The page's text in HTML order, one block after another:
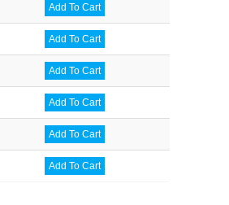
Add To Cart
Add To Cart
Add To Cart
Add To Cart
Add To Cart
Add To Cart